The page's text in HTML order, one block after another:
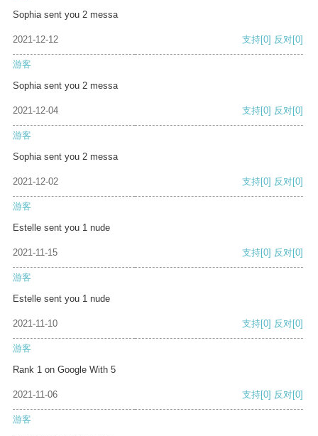
Sophia sent you 2 messa
2021-12-12 支持[0] 反对[0]
游客
Sophia sent you 2 messa
2021-12-04 支持[0] 反对[0]
游客
Sophia sent you 2 messa
2021-12-02 支持[0] 反对[0]
游客
Estelle sent you 1 nude
2021-11-15 支持[0] 反对[0]
游客
Estelle sent you 1 nude
2021-11-10 支持[0] 反对[0]
游客
Rank 1 on Google With 5
2021-11-06 支持[0] 反对[0]
游客